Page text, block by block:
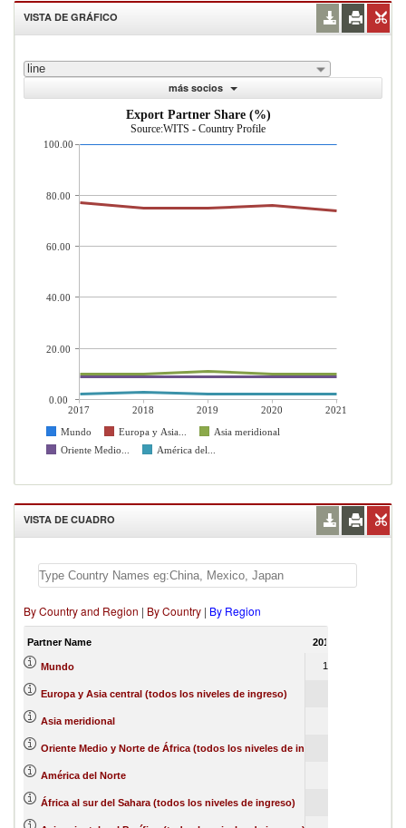
VISTA DE GRÁFICO
line
más socios
Export Partner Share (%)
Source:WITS - Country Profile
2017 2018 2019 2020
2021
Mundo
Europa y Asia...
Asia meridional
Oriente Medio...
América del...
100.00
80.00
60.00
40.00
20.00
0.00
VISTA DE CUADRO
By Country and Region | By Country | By Region
Partner Name 2017
Mundo 100
Europa y Asia central (todos los niveles de ingreso)
Asia meridional
Oriente Medio y Norte de África (todos los niveles de ingreso)
América del Norte
África al sur del Sahara (todos los niveles de ingreso)